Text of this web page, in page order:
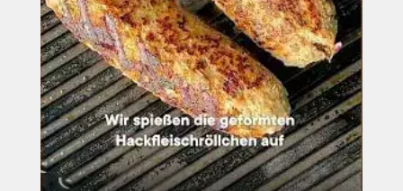
Video